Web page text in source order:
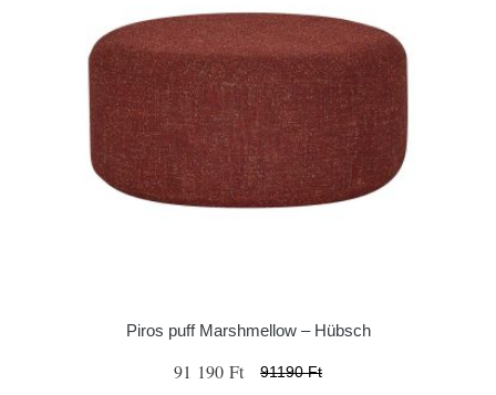
Piros puff Marshmellow – Hübsch
91 190 Ft 91190 Ft